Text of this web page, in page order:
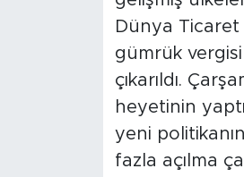
Dünya Ticaret
gümrük
çıkarıldı.
heyetinin
yeni
fazla açılma